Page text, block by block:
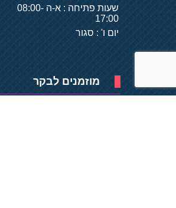
שעות פתיחה : א-ה 08:00-
17:00
יום ו' : סגור
מוזמנים לבקר